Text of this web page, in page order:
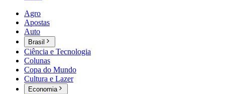
Agro
Apostas
Auto
Brasil
Ciência e Tecnologia
Colunas
Copa do Mundo
Cultura e Lazer
Economia